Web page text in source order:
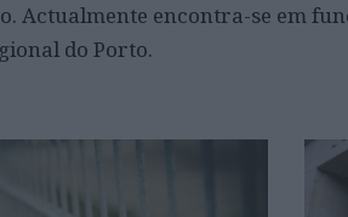
Actualmente encontra-se em
do Porto.